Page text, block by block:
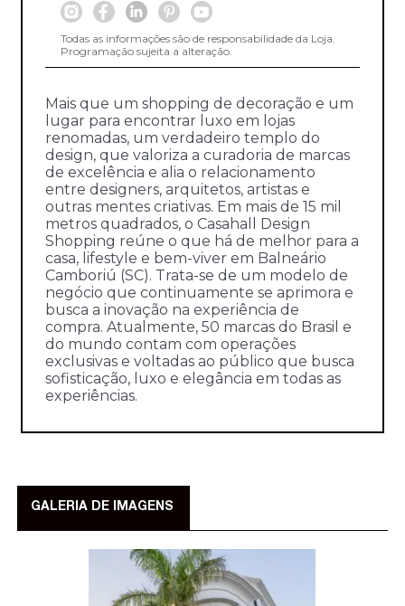
Todas as informações são de responsabilidade da Loja.
Programação sujeita a alteração.
Mais que um shopping de decoração e um
lugar para encontrar luxo em lojas
renomadas, um verdadeiro templo do
design, que valoriza a curadoria de marcas
de excelência e alia o relacionamento
entre designers, arquitetos, artistas e
outras mentes criativas. Em mais de 15 mil
metros quadrados, o Casahall Design
Shopping reúne o que há de melhor para a
casa, lifestyle e bem-viver em Balneário
Camboriú (SC). Trata-se de um modelo de
negócio que continuamente se aprimora e
busca a inovação na experiência de
compra. Atualmente, 50 marcas do Brasil e
do mundo contam com operações
exclusivas e voltadas ao público que busca
sofisticação, luxo e elegância em todas as
experiências.
GALERIA DE IMAGENS